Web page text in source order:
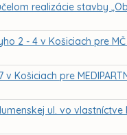
realizácie stavby
2 - 4 v Košiciach pre MČ
pre
ul. vo vlastníctve